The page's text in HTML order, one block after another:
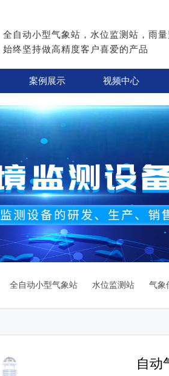
全自动小型气象站，水位监测站，雨
始终坚持做高精度客户喜爱的产品
案例展示 视频中心
全自动小型气象站 水位监测站 气象
自动